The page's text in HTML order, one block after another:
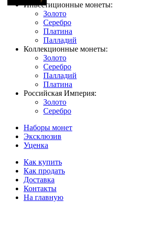
Инвестиционные монеты:
Золото
Серебро
Платина
Палладий
Коллекционные монеты:
Золото
Серебро
Палладий
Платина
Российская Империя:
Золото
Серебро
Наборы монет
Эксклюзив
Уценка
Как купить
Как продать
Доставка
Контакты
На главную